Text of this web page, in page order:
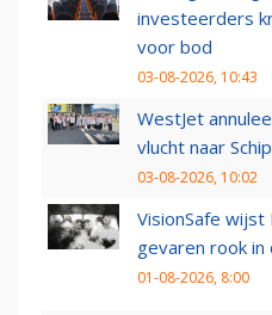
investeerders
voor bod
03-08-2026, 10:43
WestJet
vlucht naar
03-08-2026, 10:02
VisionSafe wijst
gevaren rook in
01-08-2026, 8:00